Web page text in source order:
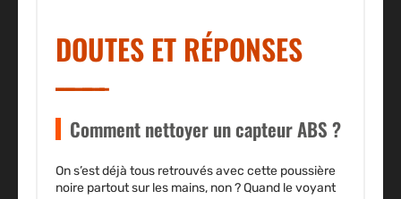
DOUTES ET RÉPONSES
Comment nettoyer un capteur ABS ?
On s’est déjà tous retrouvés avec cette poussière
noire partout sur les mains, non ? Quand le voyant